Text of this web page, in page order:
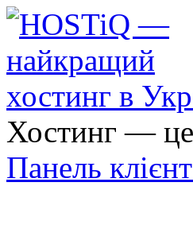
Хостинг —
Панель